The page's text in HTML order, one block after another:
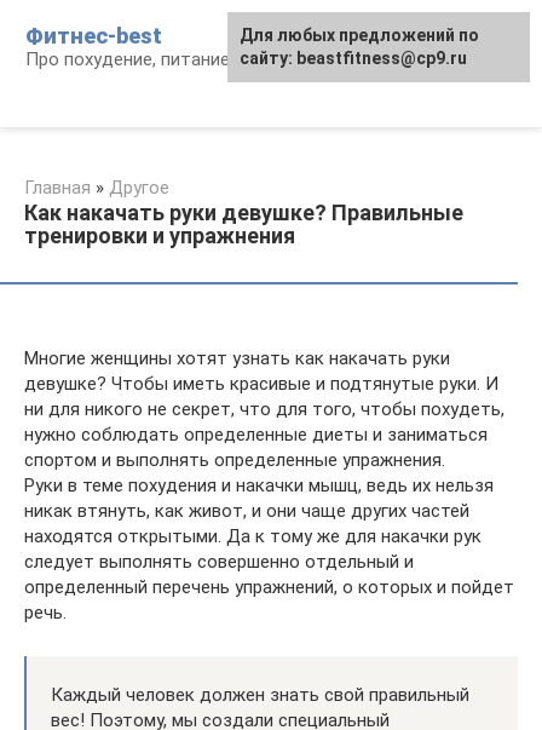
контенту
Фитнес-best
Про похудение, питание и фитнес
Главная » Другое
Как накачать руки девушке? Правильные
тренировки и упражнения
Многие женщины хотят узнать как накачать руки
девушке? Чтобы иметь красивые и подтянутые руки. И
ни для никого не секрет, что для того, чтобы похудеть,
нужно соблюдать определенные диеты и заниматься
спортом и выполнять определенные упражнения.
Руки в теме похудения и накачки мышц, ведь их нельзя
никак втянуть, как живот, и они чаще других частей
находятся открытыми. Да к тому же для накачки рук
следует выполнять совершенно отдельный и
определенный перечень упражнений, о которых и пойдет
речь.
Каждый человек должен знать свой правильный
вес! Поэтому, мы создали специальный
Для любых предложений по
сайту: beastfitness@cp9.ru